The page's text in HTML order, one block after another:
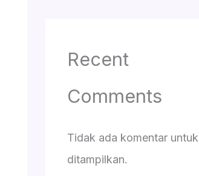
Recent
Comments
Tidak ada komentar untuk
ditampilkan.